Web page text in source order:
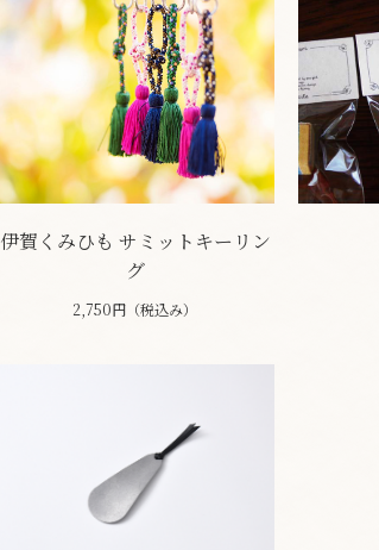
伊賀くみひも サミットキーリン
グ
2,750円（税込み）